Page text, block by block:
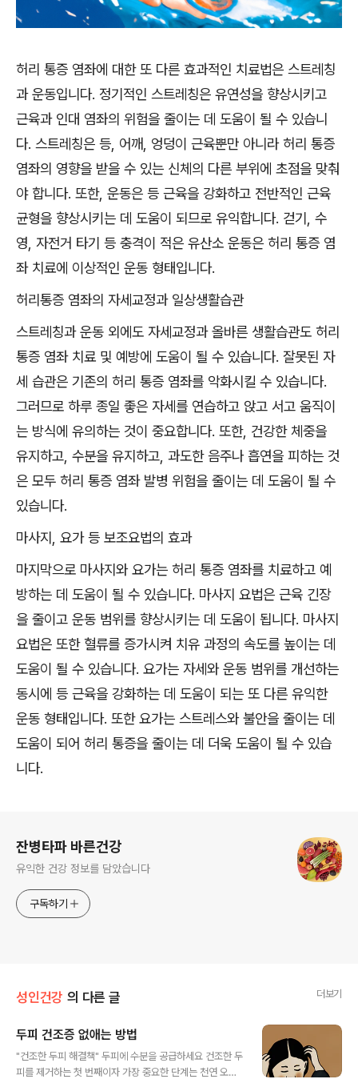
허리 통증 염좌에 대한 또 다른 효과적인 치료법은 스트레칭
과 운동입니다. 정기적인 스트레칭은 유연성을 향상시키고
근육과 인대 염좌의 위험을 줄이는 데 도움이 될 수 있습니
다. 스트레칭은 등, 어깨, 엉덩이 근육뿐만 아니라 허리 통증
염좌의 영향을 받을 수 있는 신체의 다른 부위에 초점을 맞춰
야 합니다. 또한, 운동은 등 근육을 강화하고 전반적인 근육
균형을 향상시키는 데 도움이 되므로 유익합니다. 걷기, 수
영, 자전거 타기 등 충격이 적은 유산소 운동은 허리 통증 염
좌 치료에 이상적인 운동 형태입니다.
허리통증 염좌의 자세교정과 일상생활습관
스트레칭과 운동 외에도 자세교정과 올바른 생활습관도 허리
통증 염좌 치료 및 예방에 도움이 될 수 있습니다. 잘못된 자
세 습관은 기존의 허리 통증 염좌를 악화시킬 수 있습니다.
그러므로 하루 종일 좋은 자세를 연습하고 앉고 서고 움직이
는 방식에 유의하는 것이 중요합니다. 또한, 건강한 체중을
유지하고, 수분을 유지하고, 과도한 음주나 흡연을 피하는 것
은 모두 허리 통증 염좌 발병 위험을 줄이는 데 도움이 될 수
있습니다.
마사지, 요가 등 보조요법의 효과
마지막으로 마사지와 요가는 허리 통증 염좌를 치료하고 예
방하는 데 도움이 될 수 있습니다. 마사지 요법은 근육 긴장
을 줄이고 운동 범위를 향상시키는 데 도움이 됩니다. 마사지
요법은 또한 혈류를 증가시켜 치유 과정의 속도를 높이는 데
도움이 될 수 있습니다. 요가는 자세와 운동 범위를 개선하는
동시에 등 근육을 강화하는 데 도움이 되는 또 다른 유익한
운동 형태입니다. 또한 요가는 스트레스와 불안을 줄이는 데
도움이 되어 허리 통증을 줄이는 데 더욱 도움이 될 수 있습
니다.
잔병타파 바른건강
유익한 건강 정보를 담았습니다
구독하기
성인건강 의 다른 글 더보기
두피 건조증 없애는 방법
"건조한 두피 해결책" 두피에 수분을 공급하세요 건조한 두
피를 제거하는 첫 번째이자 가장 중요한 단계는 천연 오일